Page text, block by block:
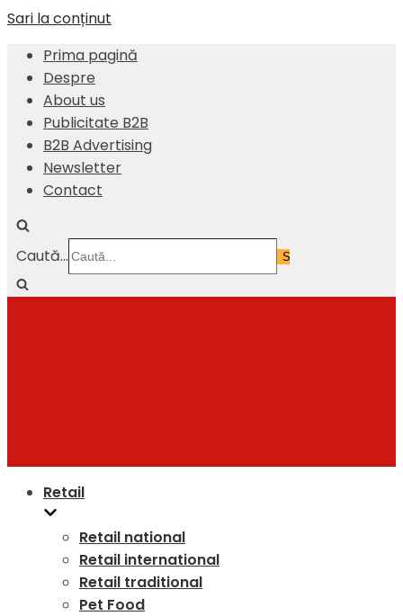
Sari la conținut
Prima pagină
Despre
About us
Publicitate B2B
B2B Advertising
Newsletter
Contact
Caută...
Retail
Retail national
Retail international
Retail traditional
Pet Food